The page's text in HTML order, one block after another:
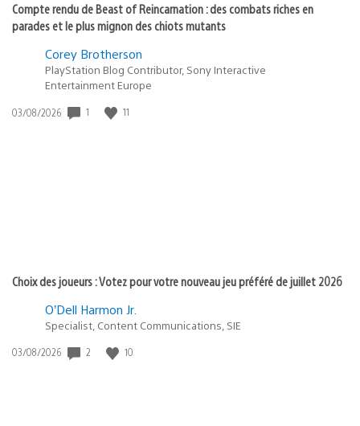
Compte rendu de Beast of Reincarnation : des combats riches en
parades et le plus mignon des chiots mutants
Corey Brotherson
PlayStation Blog Contributor, Sony Interactive
Entertainment Europe
Date
03/08/2026 1 11
Choix des joueurs : Votez pour votre nouveau jeu préféré de juillet 2026
O’Dell Harmon Jr.
Specialist, Content Communications, SIE
Date
03/08/2026 2 10